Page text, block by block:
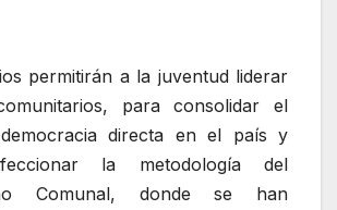
permitirán a la juventud liderar
para consolidar el
directa en el país y
la metodología del
Comunal, donde se han